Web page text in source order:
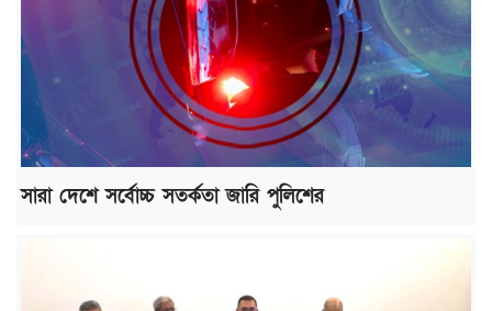
সারা দেশে সর্বোচ্চ সতর্কতা জারি পুলিশের